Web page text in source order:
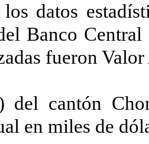
datos
Banco
fueron
del cantón
en miles de